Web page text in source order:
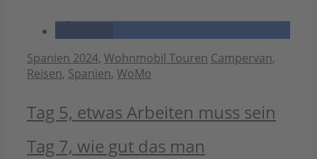
Kategorien
Spanien 2024, Wohnmobil Touren Schlagwörter
Campervan,
Reisen, Spanien, WoMo
Tag 5, etwas Arbeiten muss sein
Tag 7, wie gut das man